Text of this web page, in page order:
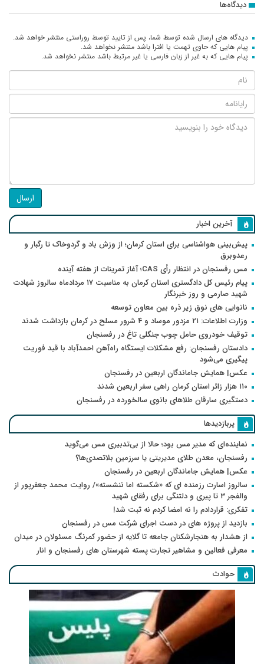
دیدگاه‌ها
دیدگاه های ارسال شده توسط شما، پس از تایید توسط روراستی منتشر خواهد شد.
پیام هایی که حاوی تهمت یا افترا باشد منتشر نخواهد شد.
پیام هایی که به غیر از زبان فارسی یا غیر مرتبط باشد منتشر نخواهد شد.
ارسال
آخرین اخبار
پیش‌بینی هواشناسی برای استان کرمان؛ از وزش باد و گردوخاک تا رگبار و
رعدوبرق
مس رفسنجان در انتظار رأی CAS؛ آغاز تمرینات از هفته آینده
پیام رئیس کل دادگستری استان کرمان به مناسبت ۱۷ مردادماه سالروز شهادت
شهید صارمی و روز خبرنگار
نانوایی های نوق زیر ذره بین معاون توسعه
وزارت اطلاعات: ۲۱ مزدور موساد و ۴ شرور مسلح در کرمان بازداشت شدند
توقیف خودروی حامل چوب جنگلی تاغ در رفسنجان
دادستان رفسنجان: رفع مشکلات ایستگاه راه‌آهن احمدآباد با قید فوریت
پیگیری می‌شود
عکس| همایش جاماندگان اربعین در رفسنجان
۱۱۰ هزار زائر استان کرمان راهی سفر اربعین شدند
دستگیری سارقان طلاهای بانوی سالخورده در رفسنجان
پربازدیدها
نماینده‌ای که مدیر مس بود؛ حالا از بی‌تدبیری مس می‌گوید
رفسنجان، معدن طلای مدیریتی یا سرزمین بلاتصدی‌ها؟
عکس| همایش جاماندگان اربعین در رفسنجان
سالروز اسارت رزمنده ای که «شکسته اما ننشسته»/ روایت محمد جعفرپور از
والفجر ۳ تا پیری و دلتنگی برای رفقای شهید
تفکری: قراردادم را نه امضا کردم نه ثبت شد!
بازدید از پروژه های در دست اجرای شرکت مس در رفسنجان
از هشدار به هنجارشکنان جامعه تا گلایه از حضور کمرنگ مسئولان در میدان
معرفی فعالین و مشاهیر تجارت پسته شهرستان های رفسنجان و انار
حوادث